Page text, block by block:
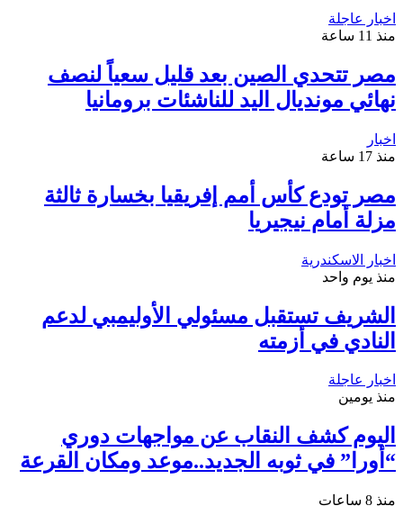
اخبار عاجلة
منذ 11 ساعة
مصر تتحدي الصين بعد قليل سعياً لنصف
نهائي مونديال اليد للناشئات برومانيا
اخبار
منذ 17 ساعة
مصر تودع كأس أمم إفريقيا بخسارة ثالثة
مزلة أمام نيجيريا
اخبار الاسكندرية
منذ يوم واحد
الشريف تستقبل مسئولي الأوليمبي لدعم
النادي في أزمته
اخبار عاجلة
منذ يومين
اليوم كشف النقاب عن مواجهات دوري
“أورا” في ثوبه الجديد..موعد ومكان القرعة
منذ 8 ساعات